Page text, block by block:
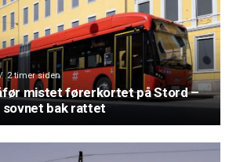
2 timer siden
mistet førerkortet på Stord –
sovnet bak rattet